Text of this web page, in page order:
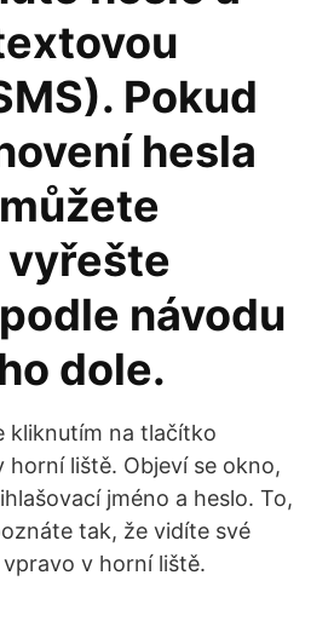
Pokud
hesla
návodu
dole.
kliknutím na tlačítko
horní liště. Objeví se okno,
jméno a heslo. To,
tak, že vidíte své
v horní liště.